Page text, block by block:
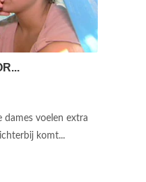
dames voelen extra
komt...